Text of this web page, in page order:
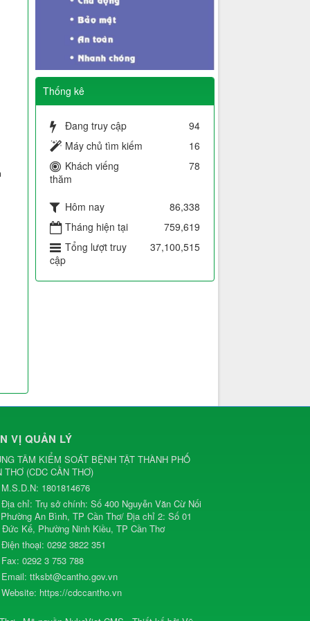
Thống kê
Đang truy cập
94
Máy chủ tìm kiếm
16
Khách viếng
thăm
78
Hôm nay
86,338
Tháng hiện tại
759,619
Tổng lượt truy
cập
37,100,515
VỊ QUẢN LÝ
TÂM KIỂM SOÁT BỆNH TẬT THÀNH PHỐ
THƠ (CDC CẦN THƠ)
M.S.D.N: 1801814676
Địa chỉ: Trụ sở chính: Số 400 Nguyễn Văn Cừ Nối
An Bình, TP Cần Thơ/ Địa chỉ 2: Số 01
Đức Kế, Phường Ninh Kiều, TP Cần Thơ
Điện thoại: 0292 3822 351
Fax: 0292 3 753 788
Email: ttksbt@cantho.gov.vn
Website: https://cdccantho.vn